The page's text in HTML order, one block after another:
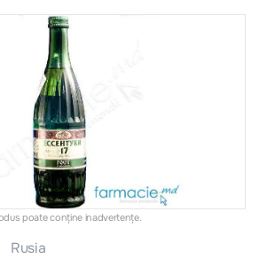
poate conţine inadvertenţe.
Rusia